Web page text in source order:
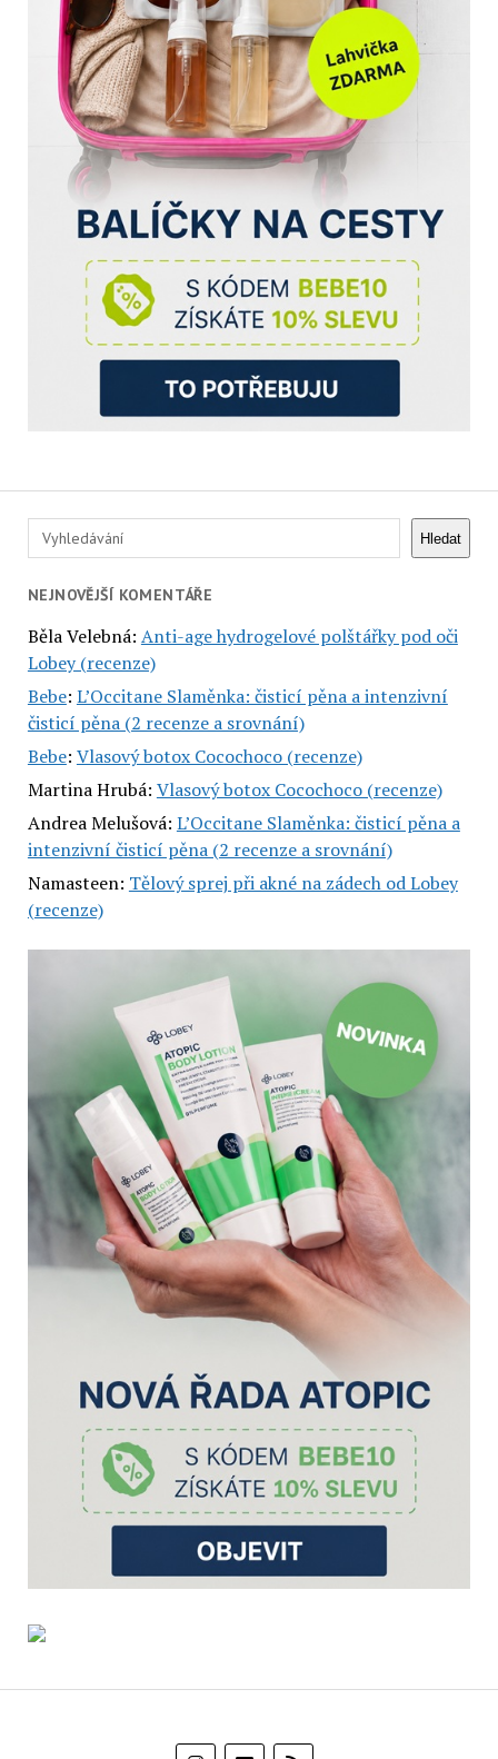
Hledat Hledat
NEJNOVĚJŠÍ KOMENTÁŘE
Běla Velebná: Anti-age hydrogelové polštářky pod oči
Lobey (recenze)
Bebe: L’Occitane Slaměnka: čisticí pěna a intenzivní
čisticí pěna (2 recenze a srovnání)
Bebe: Vlasový botox Cocochoco (recenze)
Martina Hrubá: Vlasový botox Cocochoco (recenze)
Andrea Melušová: L’Occitane Slaměnka: čisticí pěna a
intenzivní čisticí pěna (2 recenze a srovnání)
Namasteen: Tělový sprej při akné na zádech od Lobey
(recenze)